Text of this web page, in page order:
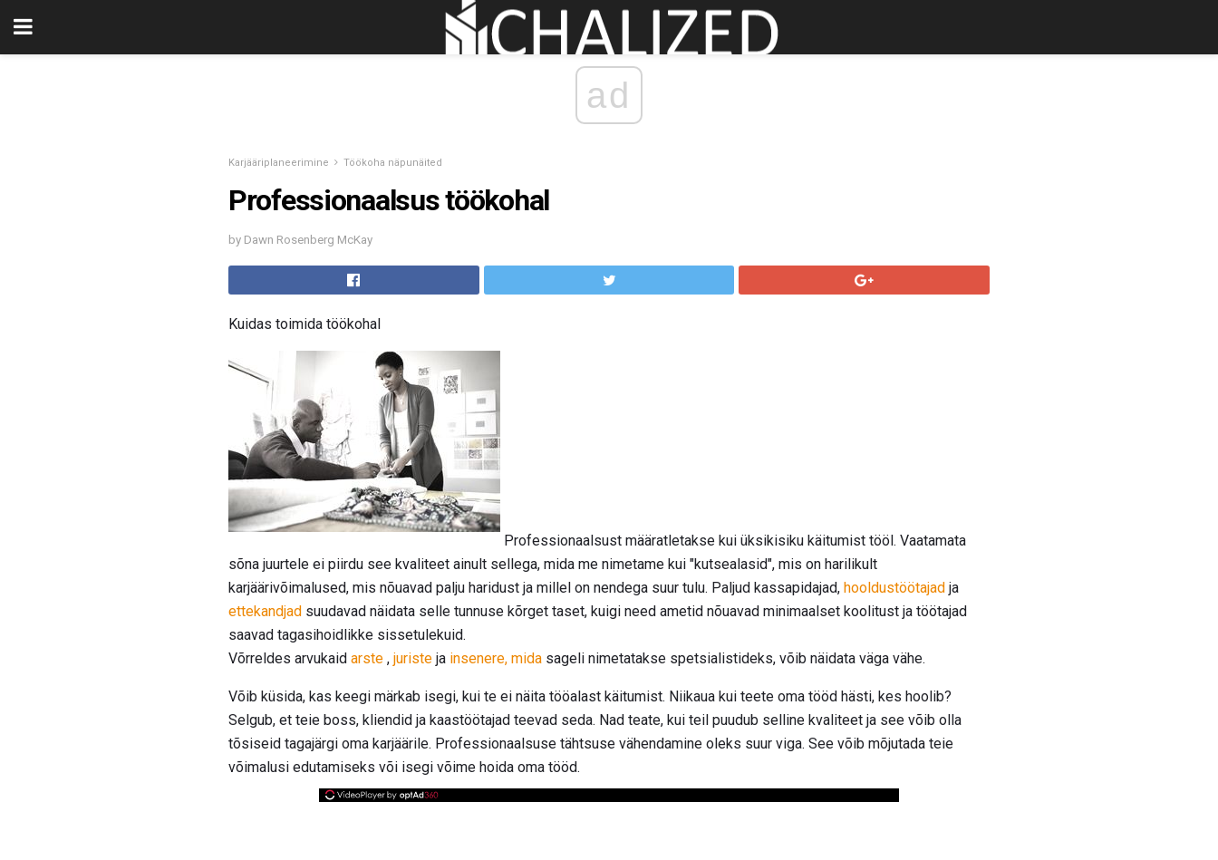
ad
Karjääriplaneerimine Töökoha näpunäited
Professionaalsus töökohal
by Dawn Rosenberg McKay
Kuidas toimida töökohal
Professionaalsust määratletakse kui üksikisiku käitumist tööl. Vaatamata
sõna juurtele ei piirdu see kvaliteet ainult sellega, mida me nimetame kui "kutsealasid", mis on harilikult
karjäärivõimalused, mis nõuavad palju haridust ja millel on nendega suur tulu. Paljud kassapidajad, hooldustöötajad ja
ettekandjad suudavad näidata selle tunnuse kõrget taset, kuigi need ametid nõuavad minimaalset koolitust ja töötajad
saavad tagasihoidlikke sissetulekuid.
Võrreldes arvukaid arste , juriste ja insenere, mida sageli nimetatakse spetsialistideks, võib näidata väga vähe.
Võib küsida, kas keegi märkab isegi, kui te ei näita tööalast käitumist. Niikaua kui teete oma tööd hästi, kes hoolib?
Selgub, et teie boss, kliendid ja kaastöötajad teevad seda. Nad teate, kui teil puudub selline kvaliteet ja see võib olla
tõsiseid tagajärgi oma karjäärile. Professionaalsuse tähtsuse vähendamine oleks suur viga. See võib mõjutada teie
võimalusi edutamiseks või isegi võime hoida oma tööd.